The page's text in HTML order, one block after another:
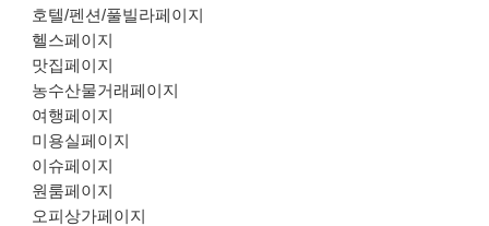
호텔/펜션/풀빌라페이지
헬스페이지
맛집페이지
농수산물거래페이지
여행페이지
미용실페이지
이슈페이지
원룸페이지
오피상가페이지